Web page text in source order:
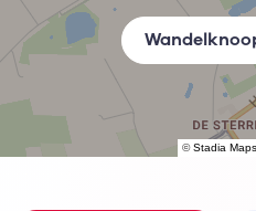
©Stadia Maps